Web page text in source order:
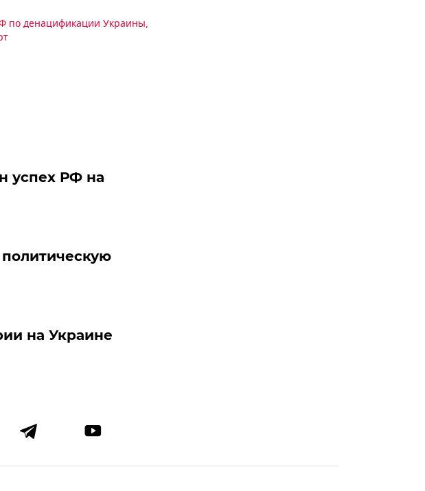
по денацификации Украины,
успех РФ на
на Украине